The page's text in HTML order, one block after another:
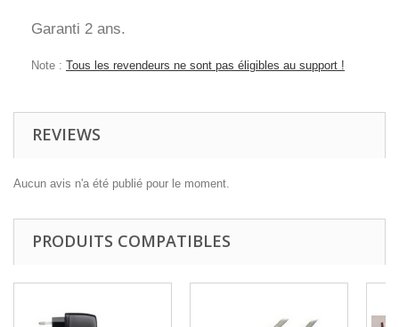
Garanti 2 ans.
Note : Tous les revendeurs ne sont pas éligibles au support !
REVIEWS
Aucun avis n'a été publié pour le moment.
PRODUITS COMPATIBLES